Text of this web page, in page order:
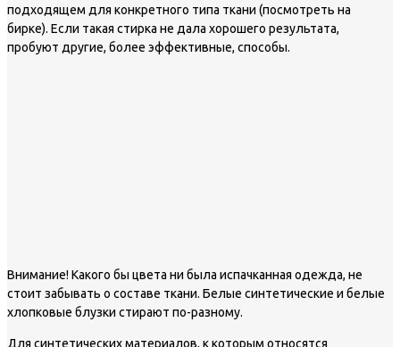
подходящем для конкретного типа ткани (посмотреть на
бирке). Если такая стирка не дала хорошего результата,
пробуют другие, более эффективные, способы.
Внимание!Какого бы цвета ни была испачканная одежда, не
стоит забывать о составе ткани. Белые синтетические и белые
хлопковые блузки стирают по-разному.
Для синтетических материалов, к которым относятся